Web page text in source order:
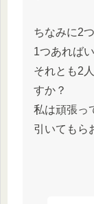
ちなみに2
1つあれば
それとも2
すか？
私は頑張っ
引いてもら